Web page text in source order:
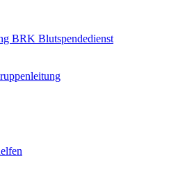
BRK Blutspendedienst